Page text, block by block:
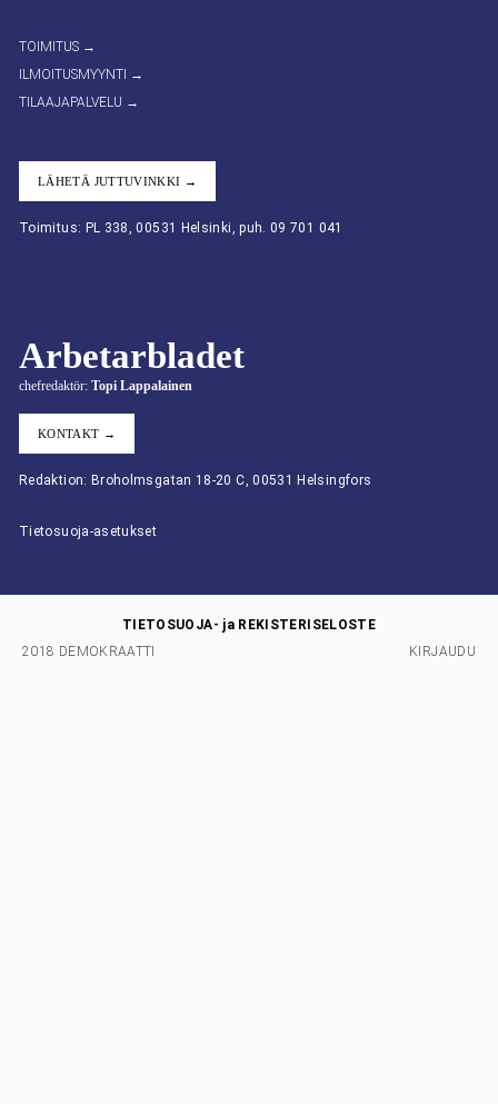
TOIMITUS →
ILMOITUSMYYNTI →
TILAAJAPALVELU →
LÄHETÄ JUTTUVINKKI →
Toimitus: PL 338, 00531 Helsinki, puh. 09 701 041
Arbetarbladet
chefredaktör: Topi Lappalainen
KONTAKT →
Redaktion: Broholmsgatan 18-20 C, 00531 Helsingfors
Tietosuoja-asetukset
2018 DEMOKRAATTI
TIETOSUOJA- ja REKISTERISELOSTE
KIRJAUDU